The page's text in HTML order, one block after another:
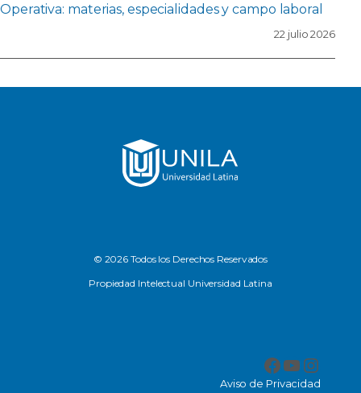
Operativa: materias, especialidades y campo laboral
22 julio 2026
© 2026 Todos los Derechos Reservados
Propiedad Intelectual Universidad Latina
Facebook
Aviso de Privacidad